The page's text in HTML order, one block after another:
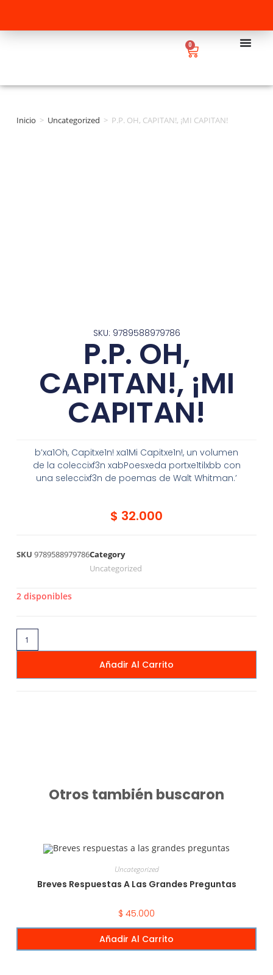
0
Inicio > Uncategorized > P.P. OH, CAPITAN!, ¡MI CAPITAN!
SKU: 9789588979786
P.P. OH,
CAPITAN!, ¡MI
CAPITAN!
b’xa1Oh, Capitxe1n! xa1Mi Capitxe1n!, un volumen
de la coleccixf3n xabPoesxeda portxe1tilxbb con
una seleccixf3n de poemas de Walt Whitman.’
$ 32.000
SKU 9789588979786Category
Uncategorized
2 disponibles
Añadir Al Carrito
Otros también buscaron
Uncategorized
Breves Respuestas A Las Grandes Preguntas
$ 45.000
Añadir Al Carrito